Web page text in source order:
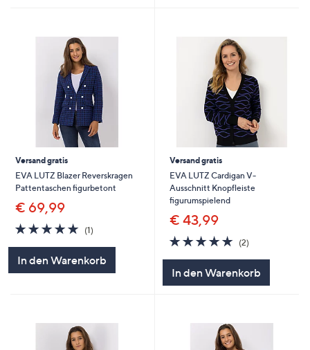
Versand gratis
EVA LUTZ Blazer Reverskragen
Pattentaschen figurbetont
€ 69,99
5.0
von
5
(1)
In den Warenkorb
Versand gratis
EVA LUTZ Cardigan V-
Ausschnitt Knopfleiste
figurumspielend
€ 43,99
5.0
von
(2)2
In den Warenkorb